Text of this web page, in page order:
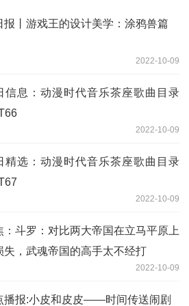
报丨游戏王的设计美学：涂鸦兽篇
2022-10-09
信息：动漫时代音乐茶座歌曲目录
2022-10-09
精选：动漫时代音乐茶座歌曲目录
2022-10-09
：斗罗：对比两大帝国在立马平原上
失，武魂帝国的高手太不经打
2022-10-09
播报:小皮和皮皮——时间传送闹剧